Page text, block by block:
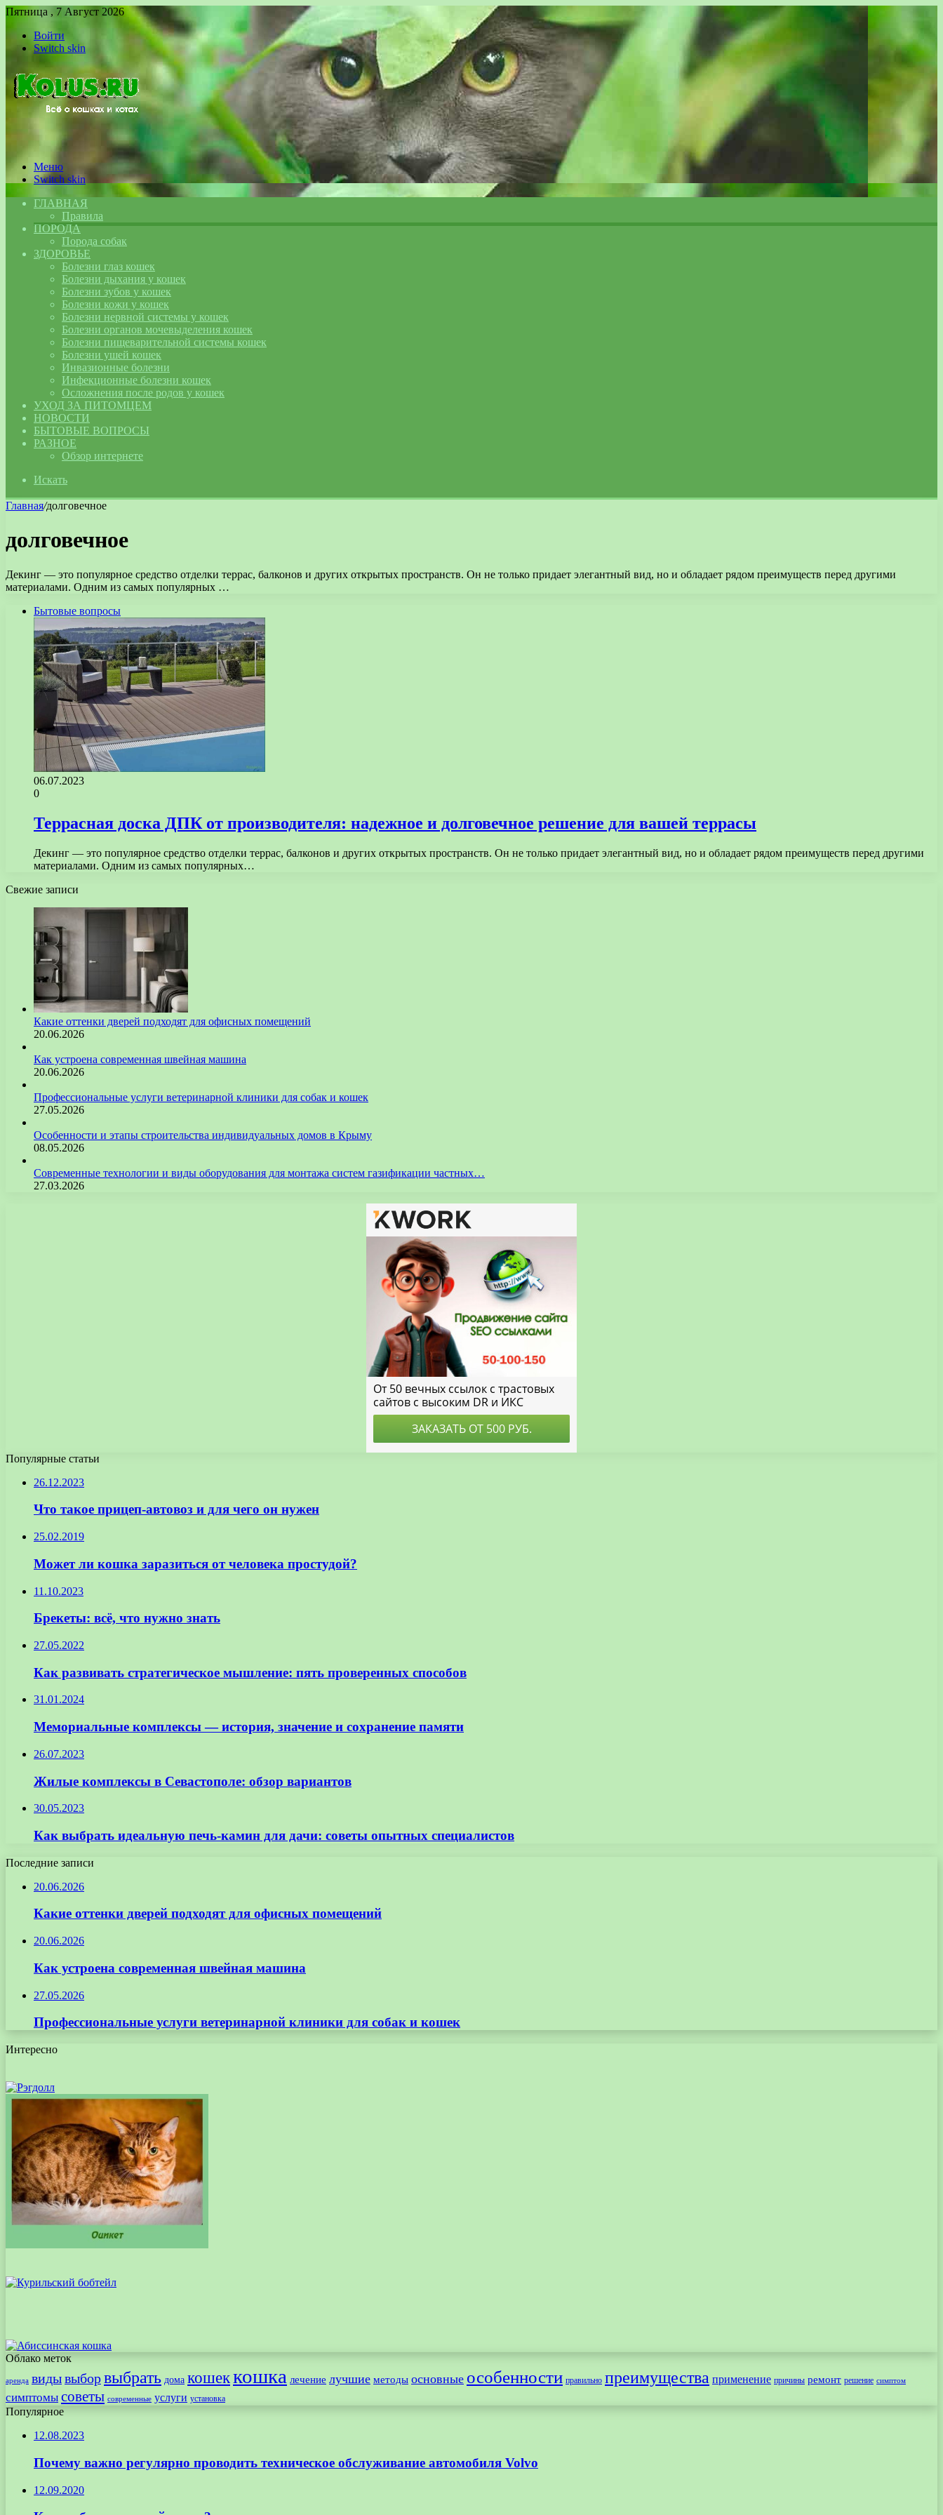
Пятница , 7 Август 2026
Войти
Switch skin
Меню
Switch skin
ГЛАВНАЯ
Правила
ПОРОДА
Порода собак
ЗДОРОВЬЕ
Болезни глаз кошек
Болезни дыхания у кошек
Болезни зубов у кошек
Болезни кожи у кошек
Болезни нервной системы у кошек
Болезни органов мочевыделения кошек
Болезни пищеварительной системы кошек
Болезни ушей кошек
Инвазионные болезни
Инфекционные болезни кошек
Осложнения после родов у кошек
УХОД ЗА ПИТОМЦЕМ
НОВОСТИ
БЫТОВЫЕ ВОПРОСЫ
РАЗНОЕ
Обзор интернете
Искать
Главная/долговечное
долговечное
Декинг — это популярное средство отделки террас, балконов и других открытых пространств. Он не только придает элегантный вид, но и обладает рядом преимуществ перед другими
материалами. Одним из самых популярных …
Бытовые вопросы
06.07.2023
0
Террасная доска ДПК от производителя: надежное и долговечное решение для вашей террасы
Декинг — это популярное средство отделки террас, балконов и других открытых пространств. Он не только придает элегантный вид, но и обладает рядом преимуществ перед другими
материалами. Одним из самых популярных…
Свежие записи
Какие оттенки дверей подходят для офисных помещений
20.06.2026
Как устроена современная швейная машина
20.06.2026
Профессиональные услуги ветеринарной клиники для собак и кошек
27.05.2026
Особенности и этапы строительства индивидуальных домов в Крыму
08.05.2026
Современные технологии и виды оборудования для монтажа систем газификации частных…
27.03.2026
Популярные статьи
26.12.2023
Что такое прицеп-автовоз и для чего он нужен
25.02.2019
Может ли кошка заразиться от человека простудой?
11.10.2023
Брекеты: всё, что нужно знать
27.05.2022
Как развивать стратегическое мышление: пять проверенных способов
31.01.2024
Мемориальные комплексы — история, значение и сохранение памяти
26.07.2023
Жилые комплексы в Севастополе: обзор вариантов
30.05.2023
Как выбрать идеальную печь-камин для дачи: советы опытных специалистов
Последние записи
20.06.2026
Какие оттенки дверей подходят для офисных помещений
20.06.2026
Как устроена современная швейная машина
27.05.2026
Профессиональные услуги ветеринарной клиники для собак и кошек
Интересно
Облако меток
аренда видывыборвыбрать дома кошеккошка лечение лучшие методы основные особенности правильно преимущества применение причины ремонт решение симптом
симптомы советы современные услуги установка
Популярное
12.08.2023
Почему важно регулярно проводить техническое обслуживание автомобиля Volvo
12.09.2020